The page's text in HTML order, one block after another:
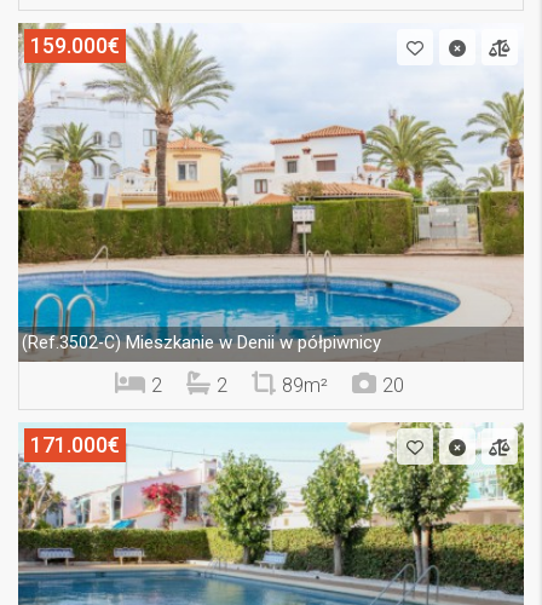
159.000€
(Ref.3502-C)Mieszkanie w Denii w półpiwnicy
2 2 89m² 20
171.000€